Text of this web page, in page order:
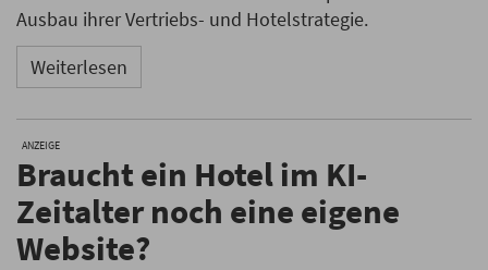
Ausbau ihrer Vertriebs- und Hotelstrategie.
Weiterlesen
ANZEIGE
Braucht ein Hotel im KI-
Zeitalter noch eine eigene
Website?